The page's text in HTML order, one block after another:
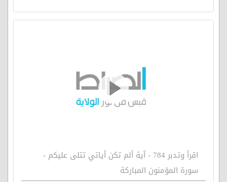
اقرأ وتدبر 784 - آية ألم تكن آياتي تتلى عليكم -
سورة المؤمنون المباركة